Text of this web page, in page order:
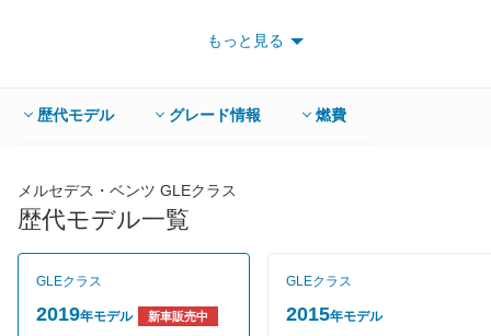
のSUVモデルを表すGLと車格を表すEを組み合わせたGLEへと変
力258psの3LV6直噴ディーゼルターボと最高出力585psの5.5LV8
直噴ツインターボの２種類で、ミッションは3LV6ディーゼルター
12.9km/L、5.5LV8ツインターボが12.9km/Lを実現。GLEクラス
の全モデルにはレーダーセーフティパッケージをはじめ、安全支
援システムが標準装備。カメラをはじめ、６個のレーダーセンサ
「部分自動運転」を実現している。ＳらにGLEにはSUVとして初
めて、自動追従型クルーズコントロール「ディストロニック・プ
ラス」にステアリング操作をアシストする機能を装備している。
もっと見る
歴代モデル グレード情報 燃費
メルセデス・ベンツ GLEクラス
歴代モデル一覧
GLEクラス
2019年モデル 新車販売中
GLEクラス
2015年モデル